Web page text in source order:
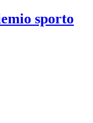
sporto